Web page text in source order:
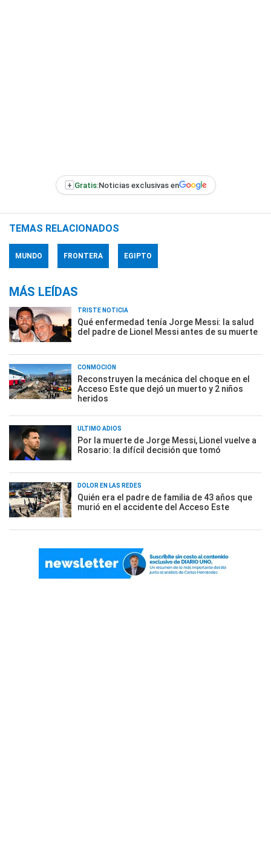
+ Gratis:Noticias exclusivas en
TEMAS RELACIONADOS
MUNDO FRONTERA EGIPTO
MÁS LEÍDAS
TRISTE NOTICIA
Qué enfermedad tenía Jorge Messi: la salud
del padre de Lionel Messi antes de su muerte
CONMOCIÓN
Reconstruyen la mecánica del choque en el
Acceso Este que dejó un muerto y 2 niños
heridos
ÚLTIMO ADIÓS
Por la muerte de Jorge Messi, Lionel vuelve a
Rosario: la difícil decisión que tomó
DOLOR EN LAS REDES
Quién era el padre de familia de 43 años que
murió en el accidente del Acceso Este